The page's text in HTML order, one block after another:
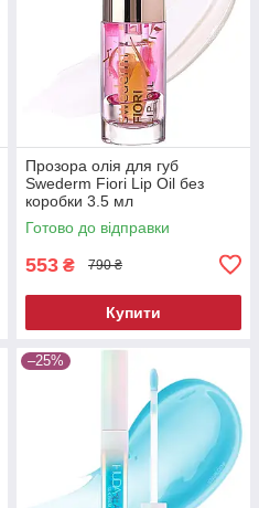
Прозора олія для губ
Swederm Fiori Lip Oil без
коробки 3.5 мл
Готово до відправки
553 ₴ 790 ₴
Купити
–25%